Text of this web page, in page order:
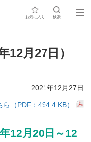
お気に入り 検索
12月27日）
2021年12月27日
ら（PDF：494.4 KB）
12月20日～12